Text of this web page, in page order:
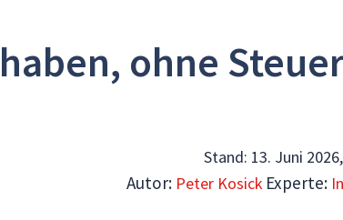
ohne
Stand: 13. Juni
Autor: Peter Kosick Experte: